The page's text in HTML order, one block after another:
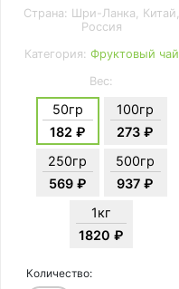
Страна: Шри-Ланка, Китай,
Россия
Категория: Фруктовый чай
Вес:
50гр
182 ₽
100гр
273 ₽
250гр
569 ₽
500гр
937 ₽
1кг
1820 ₽
Количество: